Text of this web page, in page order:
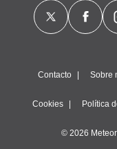
Contacto Sobre
Cookies Política
© 2026